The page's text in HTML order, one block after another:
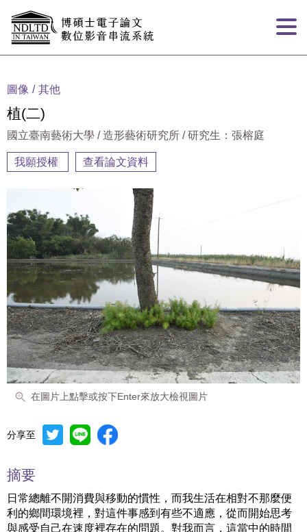
圖像 其他
植(二)
國立臺南藝術大學 / 造形藝術研究所 / 研究生：張榕庭
我願授權 查看論文資料
在圖片上點擊或按下Enter來放大檢視圖片
分享至
摘要
日常總離不開消費與移動的慣性，而我生活在相對不那麼便
利的鄉間環境裡，對這件事感到有些不適應，從而開始思考
與感受自己在速度裡存在的問題。對我而言，這當中的時間